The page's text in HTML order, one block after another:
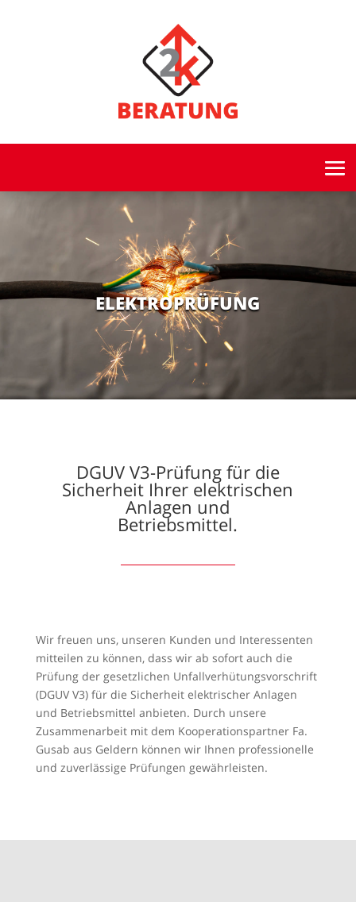
ELEKTROPRÜFUNG
DGUV V3-Prüfung für die
Sicherheit Ihrer elektrischen
Anlagen und
Betriebsmittel.
Wir freuen uns, unseren Kunden und Interessenten
mitteilen zu können, dass wir ab sofort auch die
Prüfung der gesetzlichen Unfallverhütungsvorschrift
(DGUV V3) für die Sicherheit elektrischer Anlagen
und Betriebsmittel anbieten. Durch unsere
Zusammenarbeit mit dem Kooperationspartner Fa.
Gusab aus Geldern können wir Ihnen professionelle
und zuverlässige Prüfungen gewährleisten.